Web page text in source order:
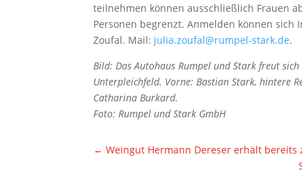
teilnehmen können ausschließlich Frauen
Personen begrenzt. Anmelden können
Zoufal. Mail: julia.zoufal@rumpel-stark.de.
Bild: Das Autohaus Rumpel und Stark freut
Unterpleichfeld. Vorne: Bastian Stark, hintere
Catharina Burkard.
Foto: Rumpel und Stark GmbH
←Weingut Hermann Dereser erhält bereits